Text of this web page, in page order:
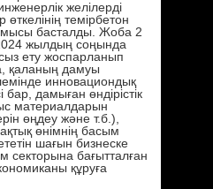
желілерді
өткелінің темірбетон
басталды. Жоба 2
жылдың соңында
ету жоспарланып
қаланың дамуы
инновациондық
бар, дамыған өндірістік
материалдарын
өңдеу және т.б.),
өнімнің басым
шағын бизнеске
секторына бағытталған
құруға